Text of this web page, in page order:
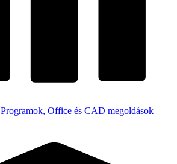
Programok, Office és CAD megoldások